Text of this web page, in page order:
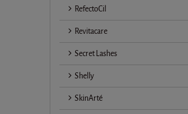
RefectoCil
Revitacare
Secret Lashes
Shelly
SkinArté